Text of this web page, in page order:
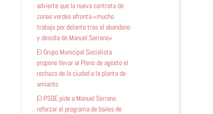
advierte que la nueva contrata de
zonas verdes afronta «mucho
trabajo por delante tras el abandono
y desidia de Manuel Serrano»
El Grupo Municipal Socialista
propone llevar al Pleno de agosto el
rechazo de la ciudad a la planta de
amianto
El PSOE pide a Manuel Serrano
reforzar el programa de bailes de